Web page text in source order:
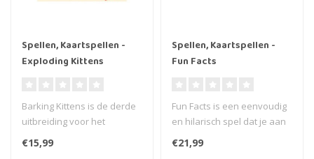
Spellen, Kaartspellen -
Exploding Kittens
Barking Kittens is de derde
uitbreiding voor het
recordbrekende kaartspel
Explod..
€15,99
Spellen, Kaartspellen -
Fun Facts
Fun Facts is een eenvoudig
en hilarisch spel dat je aan
het lachen maakt en waar..
€21,99